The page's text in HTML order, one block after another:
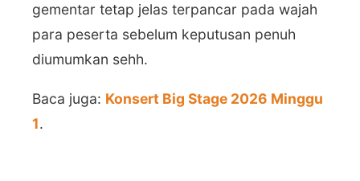
gementar tetap jelas terpancar pada wajah
para peserta sebelum keputusan penuh
diumumkan sehh.
Baca juga: Konsert Big Stage 2026 Minggu
1.